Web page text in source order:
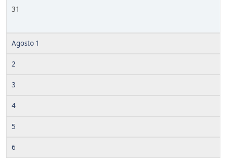
31
Agosto 1
2
3
4
5
6